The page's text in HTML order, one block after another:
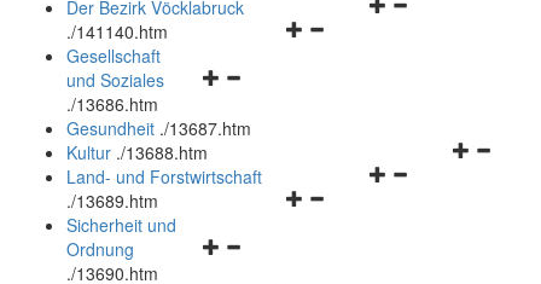
Navigationsmenü
Der Bezirk Vöcklabruck
./141140.htm
Navigationsmenü
und
schließen
Gesellschaft
und Soziales
./13686.htm
Gesundheit ./13687.htm
Navigationsmenü
Kultur ./13688.htm
Navigationsmenü
Land- und Forstwirtschaft
./13689.htm
Navigationsmenü
Sicherheit und
Ordnung
./13690.htm